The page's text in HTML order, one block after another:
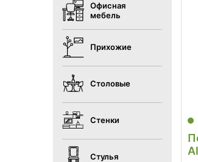
Офисная
мебель
Прихожие
Столовые
Стенки
Стулья